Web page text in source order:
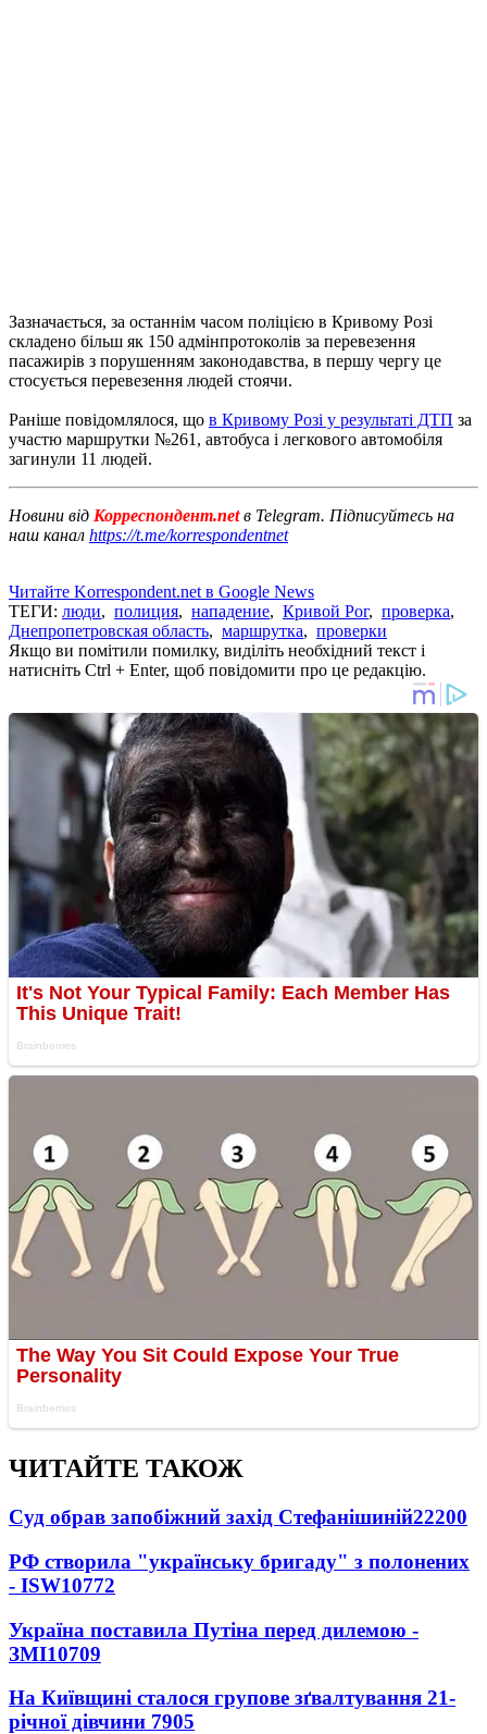
Зазначається, за останнім часом поліцією в Кривому Розі
складено більш як 150 адмінпротоколів за перевезення
пасажирів з порушенням законодавства, в першу чергу це
стосується перевезення людей стоячи.
Раніше повідомлялося, що в Кривому Розі у результаті ДТП за
участю маршрутки №261, автобуса і легкового автомобіля
загинули 11 людей.
Новини від Корреспондент.netв Telegram. Підписуйтесь на
наш канал https://t.me/korrespondentnet
Читайте Korrespondent.net в Google News
ТЕГИ: люди, полиция, нападение, Кривой Рог, проверка,
Днепропетровская область, маршрутка, проверки
Якщо ви помітили помилку, виділіть необхідний текст і
натисніть Ctrl + Enter, щоб повідомити про це редакцію.
ЧИТАЙТЕ ТАКОЖ
Суд обрав запобіжний захід Стефанішиній22200
РФ створила "українську бригаду" з полонених
- ISW10772
Україна поставила Путіна перед дилемою -
ЗМІ10709
На Київщині сталося групове зґвалтування 21-
річної дівчини 7905